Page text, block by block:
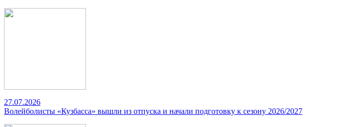
27.07.2026
Волейболисты «Кузбасса» вышли из отпуска и начали подготовку к сезону 2026/2027